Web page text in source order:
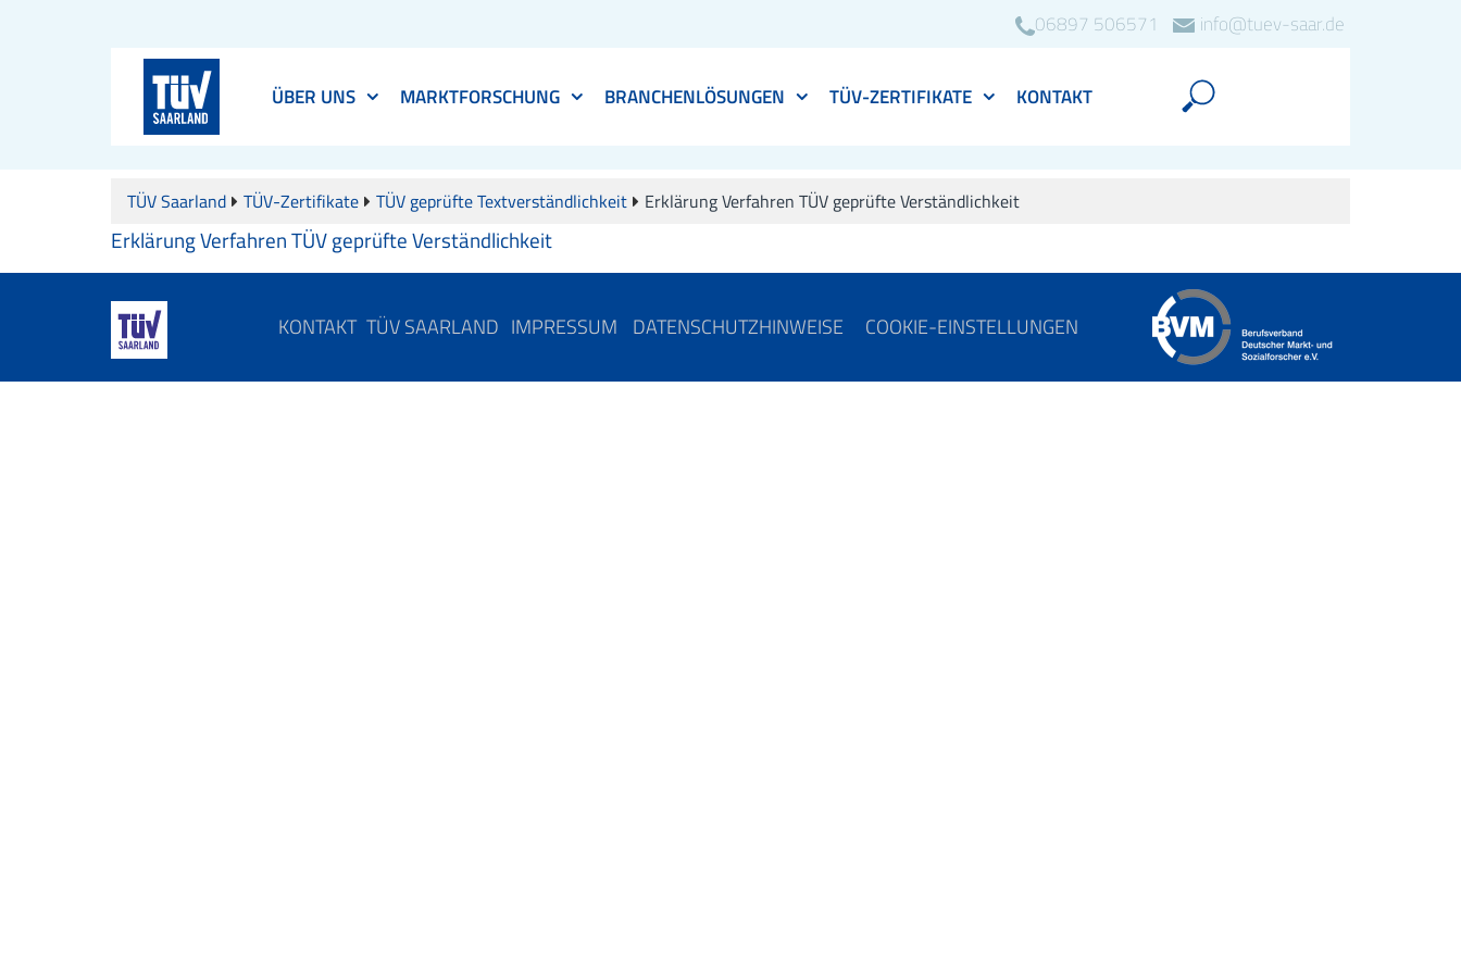
06897 506571 info@tuev-saar.de
ÜBER UNS MARKTFORSCHUNG BRANCHENLÖSUNGEN TÜV-ZERTIFIKATE KONTAKT
TÜV Saarland TÜV-Zertifikate TÜV geprüfte Textverständlichkeit Erklärung Verfahren TÜV geprüfte Verständlichkeit
Erklärung Verfahren TÜV geprüfte Verständlichkeit
KONTAKT TÜV SAARLAND IMPRESSUM DATENSCHUTZHINWEISE COOKIE-EINSTELLUNGEN